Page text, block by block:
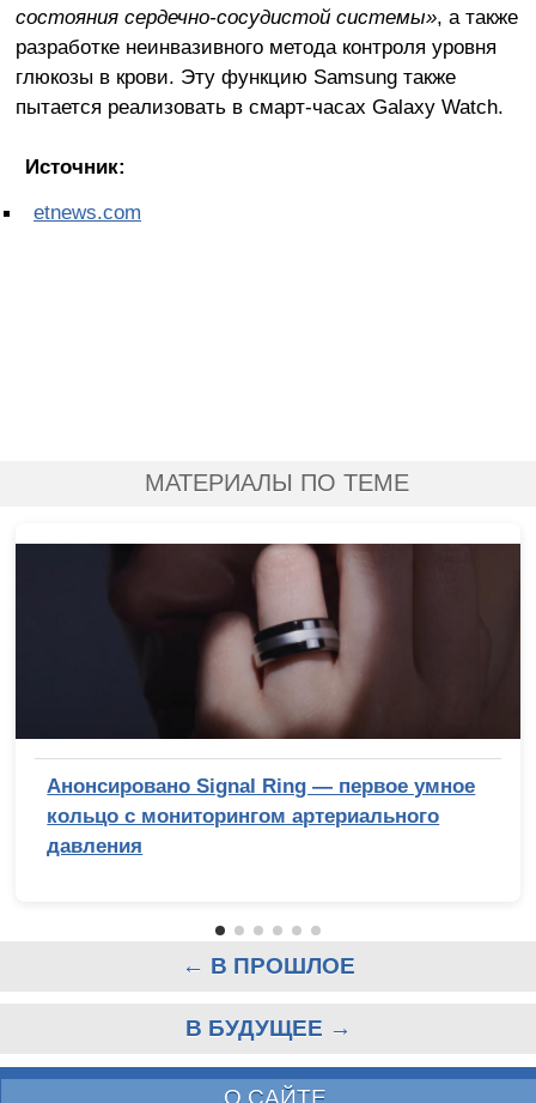
состояния сердечно-сосудистой системы», а также
разработке неинвазивного метода контроля уровня
глюкозы в крови. Эту функцию Samsung также
пытается реализовать в смарт-часах Galaxy Watch.
Источник:
etnews.com
МАТЕРИАЛЫ ПО ТЕМЕ
Анонсировано Signal Ring — первое умное
кольцо с мониторингом артериального
давления
← В ПРОШЛОЕ
В БУДУЩЕЕ →